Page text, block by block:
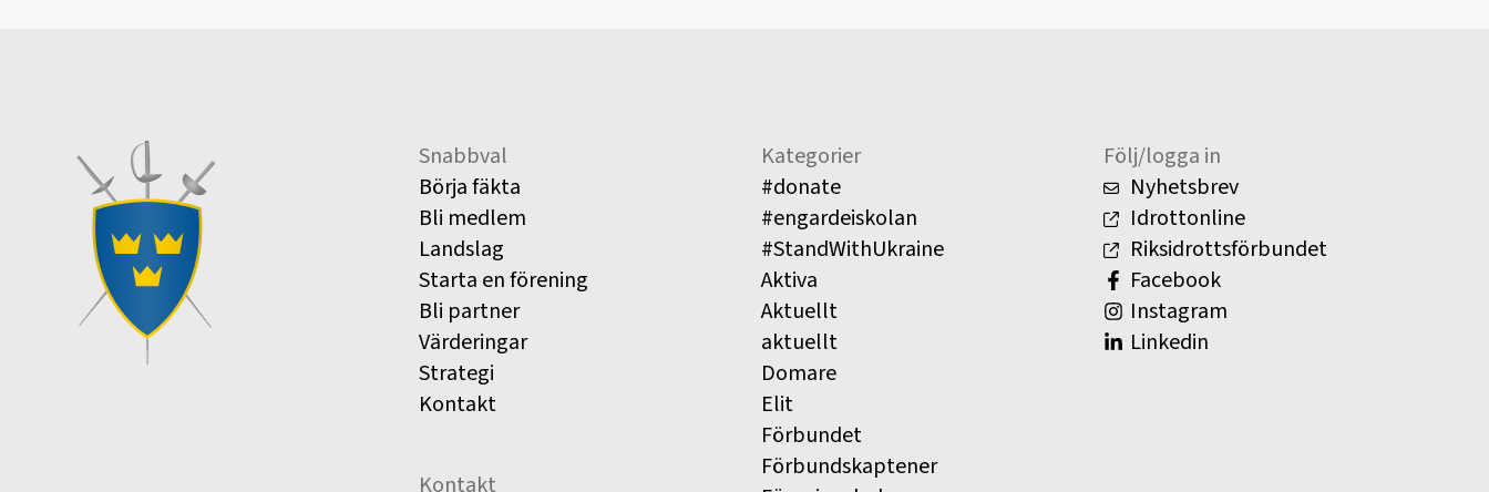
Snabbval
Börja fäkta
Bli medlem
Landslag
Starta en förening
Bli partner
Värderingar
Strategi
Kontakt
Kontakt
Kategorier
#donate
#engardeiskolan
#StandWithUkraine
Aktiva
Aktuellt
aktuellt
Domare
Elit
Förbundet
Förbundskaptener
Följ/logga in
Nyhetsbrev
Idrottonline
Riksidrottsförbundet
Facebook
Instagram
Linkedin